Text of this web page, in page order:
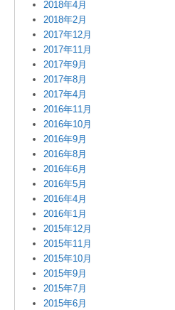
2018年4月
2018年2月
2017年12月
2017年11月
2017年9月
2017年8月
2017年4月
2016年11月
2016年10月
2016年9月
2016年8月
2016年6月
2016年5月
2016年4月
2016年1月
2015年12月
2015年11月
2015年10月
2015年9月
2015年7月
2015年6月